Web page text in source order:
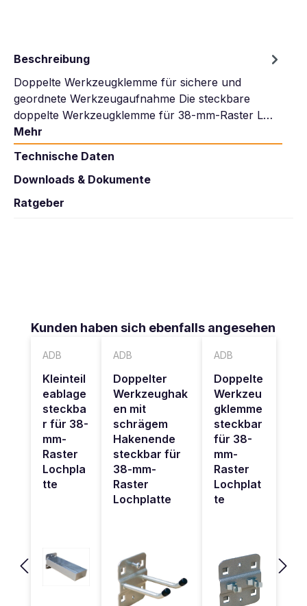
Beschreibung
Doppelte Werkzeugklemme für sichere und
geordnete Werkzeugaufnahme Die steckbare
doppelte Werkzeugklemme für 38-mm-Raster L…
Mehr
Technische Daten
Downloads & Dokumente
Ratgeber
Produktgalerie überspringen
Kunden haben sich ebenfalls angesehen
ADB
Kleinteil
eablage
steckba
r für 38-
mm-
Raster
Lochpla
tte
ADB
Doppelter
Werkzeughak
en mit
schrägem
Hakenende
steckbar für
38-mm-
Raster
Lochplatte
ADB
Doppelte
Werkzeu
gklemme
steckbar
für 38-
mm-
Raster
Lochplat
te